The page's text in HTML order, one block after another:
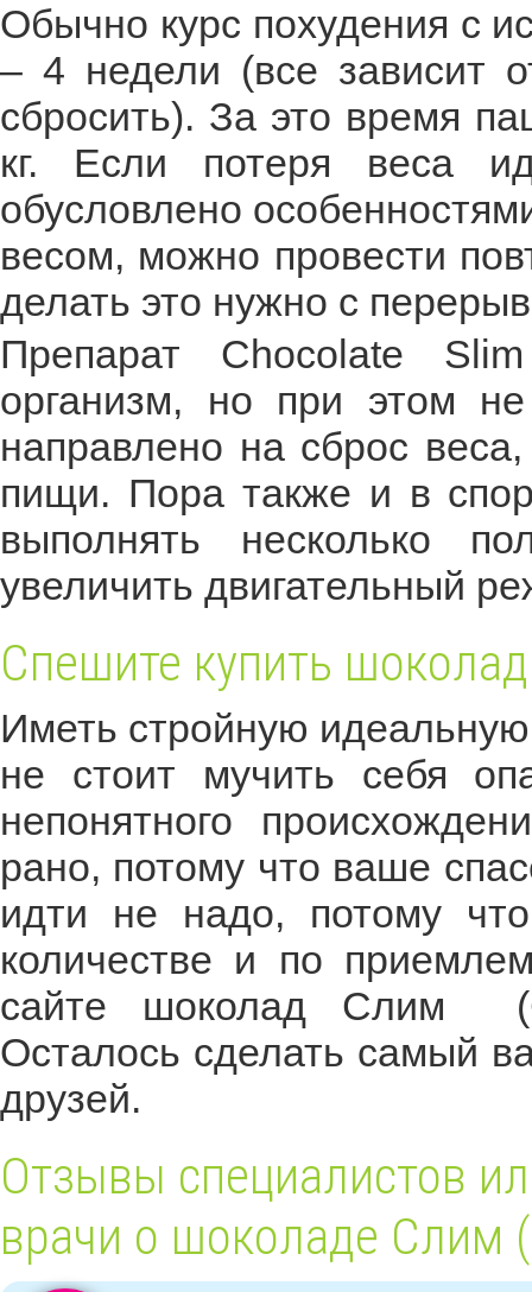
Обычно курс похудения с
– 4 недели (все зависит
сбросить). За это время
кг. Если потеря веса
обусловлено
весом, можно провести
делать это нужно с
Препарат Chocolate
организм, но при этом
направлено на сброс
пищи. Пора также и в
выполнять несколько
увеличить двигательный
Спешите купить
Иметь стройную
не стоит мучить себя
непонятного
рано, потому что ваше
идти не надо, потому
количестве и по
сайте шоколад Слим
Осталось сделать самый
друзей.
Отзывы специалистов
врачи о шоколаде Слим